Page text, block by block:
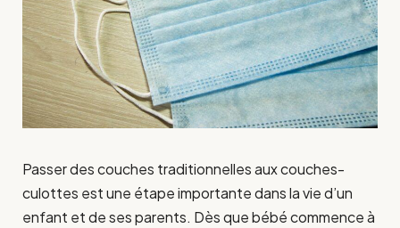
Passer des couches traditionnelles aux couches-
culottes est une étape importante dans la vie d’un
enfant et de ses parents. Dès que bébé commence à